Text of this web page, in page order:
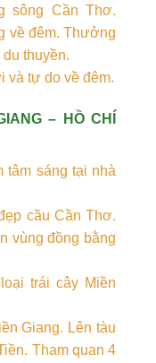
sông Cần Thơ.
về đêm. Thưởng
thuyền.
và tự do về đêm.
– HỒ CHÍ
tâm sáng tại nhà
cầu Cần Thơ.
vùng đồng bằng
trái cây Miền
Giang. Lên tàu
Tham quan 4